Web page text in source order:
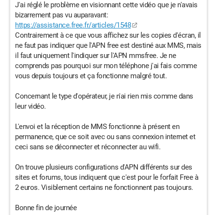
J'ai réglé le problème en visionnant cette vidéo que je n'avais
bizarrement pas vu auparavant:
https://assistance.free.fr/articles/1548
Contrairement à ce que vous affichez sur les copies d'écran, il
ne faut pas indiquer que l'APN free est destiné aux MMS, mais
il faut uniquement l'indiquer sur l'APN mmsfree. Je ne
comprends pas pourquoi sur mon téléphone j'ai fais comme
vous depuis toujours et ça fonctionne malgré tout.
Concernant le type d'opérateur, je n'ai rien mis comme dans
leur vidéo.
L'envoi et la réception de MMS fonctionne à présent en
permanence, que ce soit avec ou sans connexion internet et
ceci sans se déconnecter et réconnecter au wifi.
On trouve plusieurs configurations d'APN différents sur des
sites et forums, tous indiquent que c'est pour le forfait Free à
2 euros. Visiblement certains ne fonctionnent pas toujours.
Bonne fin de journée